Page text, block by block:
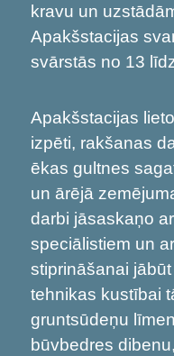
kravu un
Apakšstacijas
svārstās no 13
Apakšstacijas
izpēti, rakšanas
ēkas gultnes
un ārējā
darbi jāsaskaņo
speciālistiem un
stiprināšanai
tehnikas kustībai
gruntsūdeņu
būvbedres